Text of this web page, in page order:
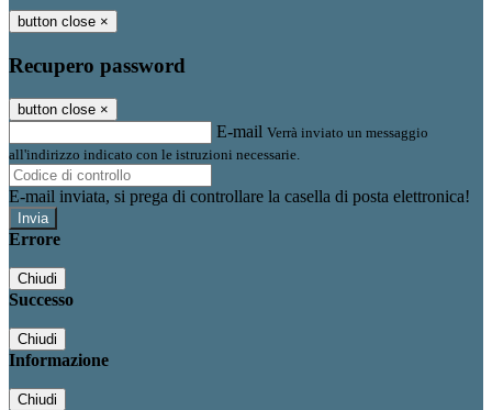
button close ×
Recupero password
button close ×
E-mail Verrà inviato un messaggio
all'indirizzo indicato con le istruzioni necessarie.
E-mail inviata, si prega di controllare la casella di posta elettronica!
Errore
Chiudi
Successo
Chiudi
Informazione
Chiudi